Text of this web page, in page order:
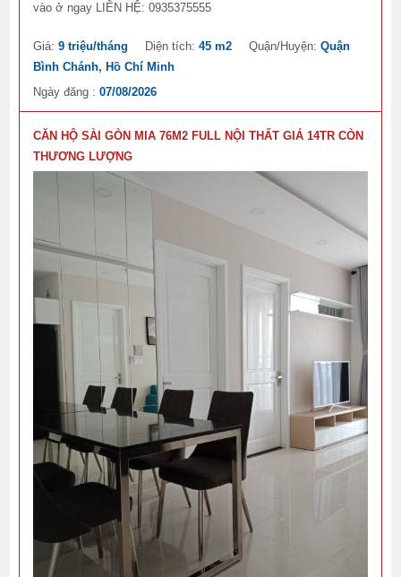
vào ở ngay LIÊN HỆ: 0935375555
Giá:9 triệu/tháng Diện tích:45 m2 Quận/Huyện:Quận
Bình Chánh, Hồ Chí Minh
Ngày đăng :07/08/2026
CĂN HỘ SÀI GÒN MIA 76M2 FULL NỘI THẤT GIÁ 14TR CÒN
THƯƠNG LƯỢNG